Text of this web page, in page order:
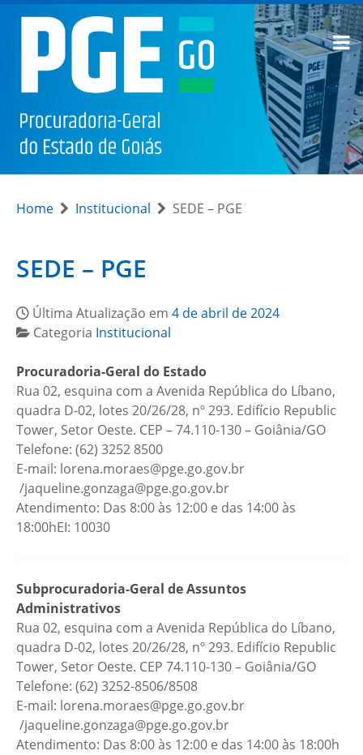
Home Institucional SEDE – PGE
SEDE – PGE
Última Atualização em 4 de abril de 2024
Categoria Institucional
Procuradoria-Geral do Estado
Rua 02, esquina com a Avenida República do Líbano,
quadra D-02, lotes 20/26/28, nº 293. Edifício Republic
Tower, Setor Oeste. CEP – 74.110-130 – Goiânia/GO
Telefone: (62) 3252 8500
E-mail: lorena.moraes@pge.go.gov.br
/jaqueline.gonzaga@pge.go.gov.br
Atendimento: Das 8:00 às 12:00 e das 14:00 às
18:00hEI: 10030
Subprocuradoria-Geral de Assuntos
Administrativos
Rua 02, esquina com a Avenida República do Líbano,
quadra D-02, lotes 20/26/28, nº 293. Edifício Republic
Tower, Setor Oeste. CEP 74.110-130 – Goiânia/GO
Telefone: (62) 3252-8506/8508
E-mail: lorena.moraes@pge.go.gov.br
/jaqueline.gonzaga@pge.go.gov.br
Atendimento: Das 8:00 às 12:00 e das 14:00 às 18:00h